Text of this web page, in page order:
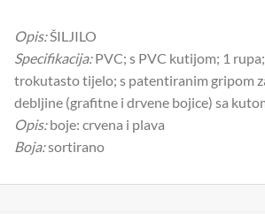
Opis:ŠILJILO
Specifikacija:PVC; s PVC kutijom; 1
trokutasto tijelo; s patentiranim gripom
debljine (grafitne i drvene bojice) sa
Opis:boje: crvena i plava
Boja:sortirano